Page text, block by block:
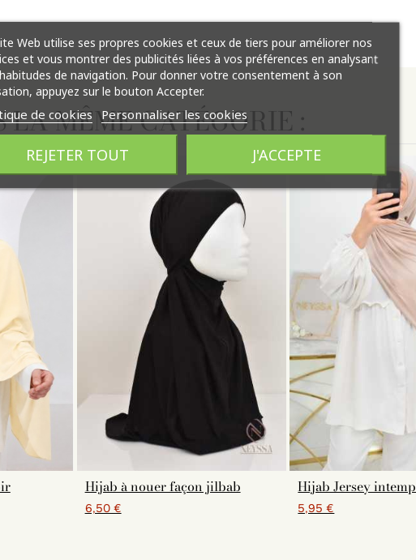
LA MÊME CATÉGORIE :
Hijab à nouer façon jilbab
6,50 €
Hijab Jersey
5,95 €
Web utilise ses propres cookies et ceux de tiers pour améliorer nos
et vous montrer des publicités liées à vos préférences en analysant
de navigation. Pour donner votre consentement à son
appuyez sur le bouton Accepter.
de cookies Personnaliser les cookies
REJETER TOUT J'ACCEPTE